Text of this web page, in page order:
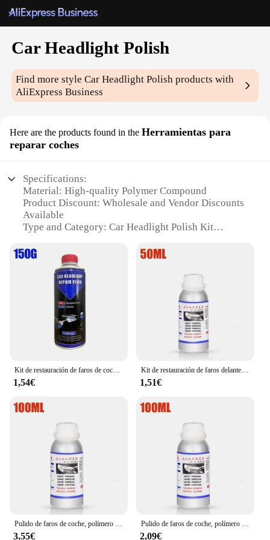
Car Headlight Polish
Find more styleCar Headlight Polish products with
AliExpress Business
Here are the products found in the Herramientas para
reparar coches
Specifications:
Material: High-quality Polymer Compound
Product Discount: Wholesale and Vendor Discounts
Available
Type and Category: Car Headlight Polish Kit
Application
Usage and Purpose: Restores Clarity and Brightness
to Headlights
Typical Adaptive Scenario: Suitable for Various Car
Shape or Size or Weight or Quantity: Complete Set
for Comprehensive Repair
Performance and Property: Advanced Formula for
Optimal Results
Parts and Accessories: Includes All Necessary Tools
and Accessories
**Unmatched Clarity and Brightness**
Revitalize your vehicle's headlights with the Car
Headlight Polish Kit, a comprehensive set designed
to restore clarity and brightness to your car's
lighting system. The kit includes a high-quality
polymer compound that effectively removes
scratches, oxidation, and yellowing, ensuring your
headlights look as good as new. The advanced
formula is not only powerful but also gentle on your
car's headlight lens, ensuring a safe and effective
polishing experience.
Kit de restauración de faros de coche, herramienta de cuidado de faros automotrices, 12V
1,54€
Kit de restauración de faros delanteros de coche, herramienta de cuidado de faros automotrices, juego de restauración de faros líquidos
1,51€
Pulido de faros de coche, polímero líquido, agente de limpieza de restauración de faros de coche, 800ml/200ml/100ml, productos de reparación de automóviles
3,55€
Pulido de faros de coche, polímero líquido, agente de limpieza de restauración de faros de coche, 800G/200ml/100ml, productos de reparación de automóviles
2,09€